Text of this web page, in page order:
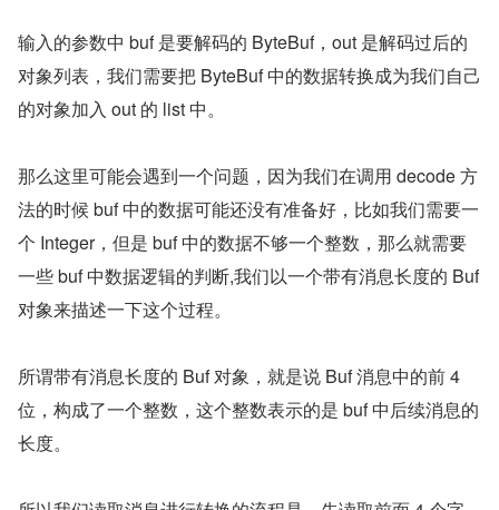
输入的参数中 buf 是要解码的 ByteBuf，out 是解码过后的
对象列表，我们需要把 ByteBuf 中的数据转换成为我们自己
的对象加入 out 的 list 中。
那么这里可能会遇到一个问题，因为我们在调用 decode 方
法的时候 buf 中的数据可能还没有准备好，比如我们需要一
个 Integer，但是 buf 中的数据不够一个整数，那么就需要
一些 buf 中数据逻辑的判断,我们以一个带有消息长度的 Buf
对象来描述一下这个过程。
所谓带有消息长度的 Buf 对象，就是说 Buf 消息中的前 4
位，构成了一个整数，这个整数表示的是 buf 中后续消息的
长度。